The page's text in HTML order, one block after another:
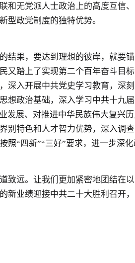
和无党派人士政治上的高度互信
型政党制度的独特优势。
果，要达到理想的彼岸，就要锚
又踏上了实现第二个百年奋斗目
深入开展中共党史学习教育，深
想政治基础，深入学习中共十九
发展、对推进中华民族伟大复兴
别特色和人才智力优势，深入调
照“四新”“三好”要求，进一步深
远。让我们更加紧密地团结在以
新业绩迎接中共二十大胜利召开